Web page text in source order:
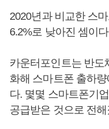
2020년과 비교한 스
6.2%로 낮아진 셈이
카운터포인트는 반도
화해 스마트폰 출하
다. 몇몇 스마트폰기
공급받은 것으로 전해